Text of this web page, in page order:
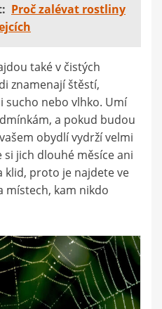
Proč zalévat rostliny
také v čistých
znamenají štěstí,
sucho nebo vlhko. Umí
a pokud budou
obydlí vydrží velmi
si jich dlouhé měsíce ani
klid, proto je najdete ve
místech, kam nikdo